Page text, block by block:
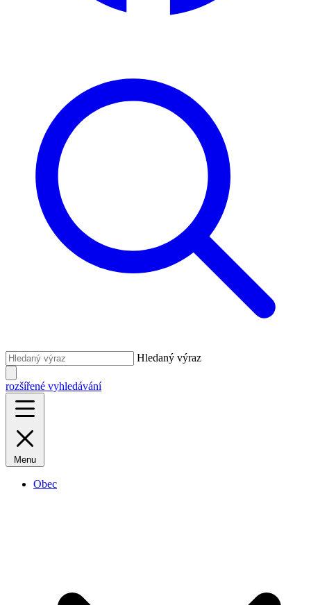
Hledaný výraz
rozšířené vyhledávání
Menu
Obec